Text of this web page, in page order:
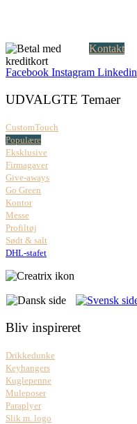
Kontakt
Facebook Instagram Linkedin
UDVALGTE Temaer
CustomTouch
Populære
Eksklusive
Firmagaver
Give-aways
Go Green
Kontor
Messe
Profiltøj
Sødt & salt
DHL-stafet
Bliv inspireret
Drikkedunke
Keyhangers
Kuglepenne
Muleposer
Paraplyer
Slik m. logo